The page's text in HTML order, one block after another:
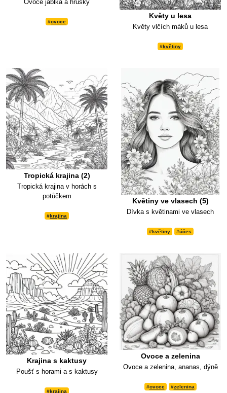
Ovoce jablka a hrušky
#ovoce
Květy u lesa
Květy vlčích máků u lesa
#květiny
Tropická krajina (2)
Tropická krajina v horách s
potůčkem
#krajina
Květiny ve vlasech (5)
Dívka s květinami ve vlasech
#květiny #účes
Krajina s kaktusy
Poušť s horami a s kaktusy
#krajina
Ovoce a zelenina
Ovoce a zelenina, ananas, dýně
#ovoce #zelenina